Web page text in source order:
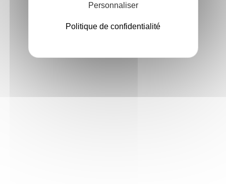
Personnaliser
Politique de confidentialité